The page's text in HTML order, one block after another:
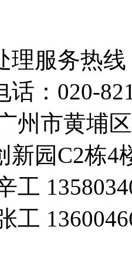
理服务热线
： 020-
州市黄埔
C2栋4
工